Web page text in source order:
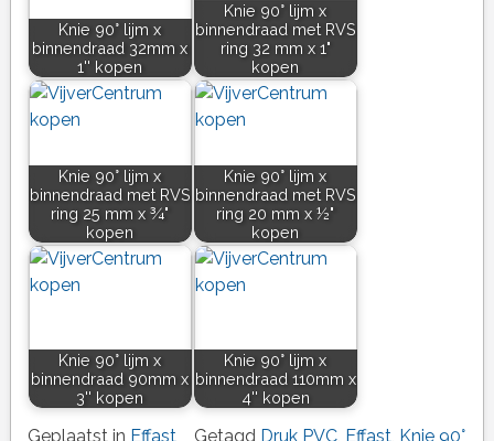
Knie 90° lijm x
binnendraad 32mm x
1'' kopen
Knie 90° lijm x
binnendraad met RVS
ring 32 mm x 1"
kopen
Knie 90° lijm x
binnendraad met RVS
ring 25 mm x ¾"
kopen
Knie 90° lijm x
binnendraad met RVS
ring 20 mm x ½"
kopen
Knie 90° lijm x
binnendraad 90mm x
3'' kopen
Knie 90° lijm x
binnendraad 110mm x
4'' kopen
Geplaatst in Effast Getagd Druk PVC, Effast, Knie 90°